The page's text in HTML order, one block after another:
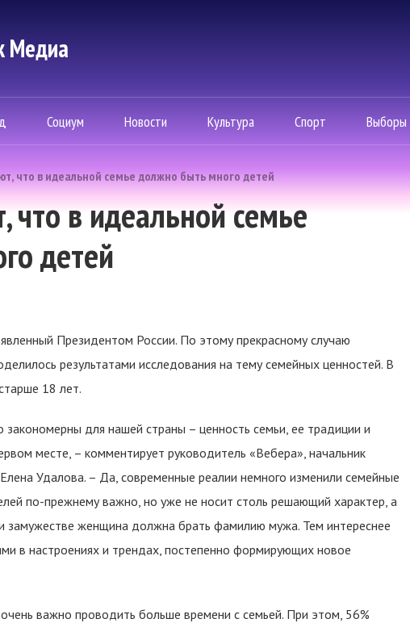
Mедиа
Социум Новости Культура Спорт Выборы
что в идеальной семье должно быть много детей
что в идеальной семье
детей
Президентом России. По этому прекрасному случаю
результатами исследования на тему семейных ценностей. В
18 лет.
закономерны для нашей страны – ценность семьи, ее традиции и
месте, – комментирует руководитель «Вебера», начальник
Удалова. – Да, современные реалии немного изменили семейные
по-прежнему важно, но уже не носит столь решающий характер, а
замужестве женщина должна брать фамилию мужа. Тем интереснее
в настроениях и трендах, постепенно формирующих новое
важно проводить больше времени с семьей. При этом, 56%